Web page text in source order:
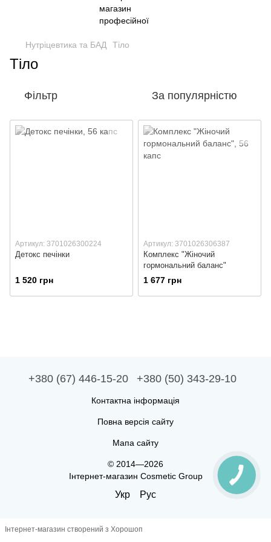
Нутріцевтика та БАД Тіло
Тіло
Фільтр За популярністю
Артикул: 3701026300224
Детокс печінки
1 520 грн
Артикул: 3701026306387
Комплекс "Жіночий
гормональний баланс"
1 677 грн
+380 (67) 446-15-20 +380 (50) 343-29-10
Контактна інформація
Повна версія сайту
Мапа сайту
© 2014—2026
Інтернет-магазин Cosmetic Group
Укр Рус
Інтернет-магазин створений з Хорошоп